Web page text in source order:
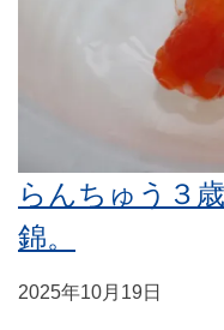
らんちゅう３
錦。
2025年10月19日